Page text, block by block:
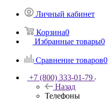
Личный кабинет
Корзина0
Избранные товары0
Сравнение товаров0
+7 (800) 333-01-79
Назад
Телефоны